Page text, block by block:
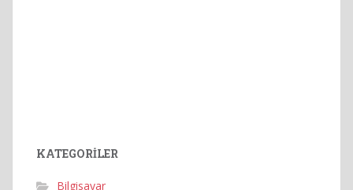
KATEGORILER
Bilgisayar